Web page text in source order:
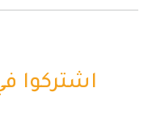
اشتركوا